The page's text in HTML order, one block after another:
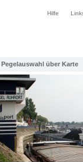
Hilfe
Pegelauswahl über Karte